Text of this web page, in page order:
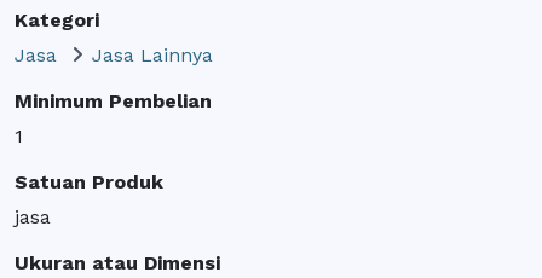
Kategori
Jasa
Jasa Lainnya
Minimum Pembelian
1
Satuan Produk
jasa
Ukuran atau Dimensi